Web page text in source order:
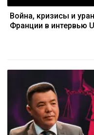
Война, кризисы и
Франции в интервью